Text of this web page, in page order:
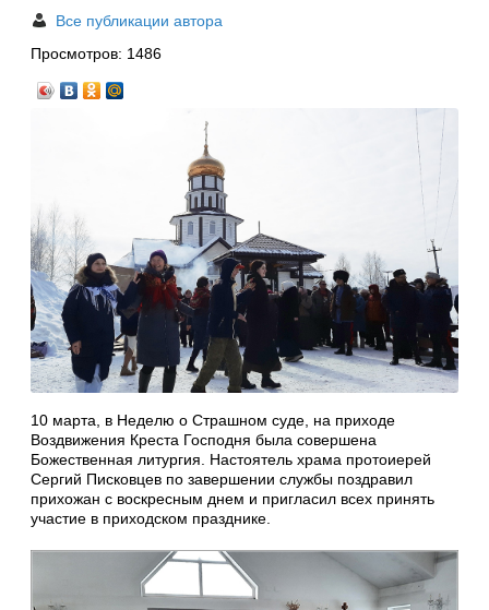
Все публикации автора
Просмотров: 1486
10 марта, в Неделю о Страшном суде, на приходе
Воздвижения Креста Господня была совершена
Божественная литургия. Настоятель храма протоиерей
Сергий Писковцев по завершении службы поздравил
прихожан с воскресным днем и пригласил всех принять
участие в приходском празднике.